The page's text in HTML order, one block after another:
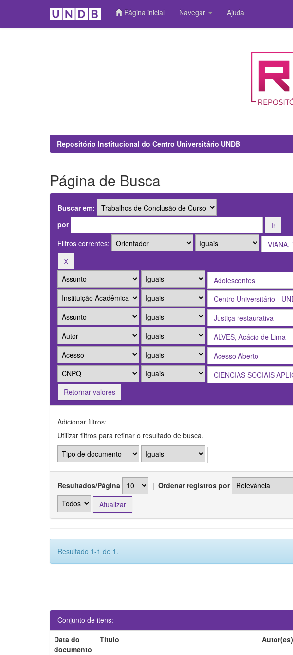
Página inicial Navegar Ajuda
Repositório Institucional do Centro Universitário UNDB
Página de Busca
Buscar em:
por
Filtros correntes:
Retornar valores
Adicionar filtros:
Utilizar filtros para refinar o resultado de busca.
Resultados/Página | Ordenar registros por
Resultado 1-1 de 1.
Conjunto de itens:
Data do
documento
Título Autor(es)